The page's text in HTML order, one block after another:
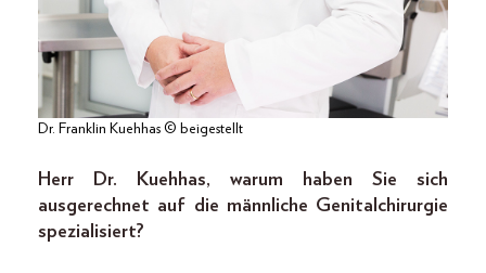
Dr. Franklin Kuehhas © beigestellt
Herr Dr. Kuehhas, warum haben Sie sich
ausgerechnet auf die männliche Genitalchirurgie
spezialisiert?